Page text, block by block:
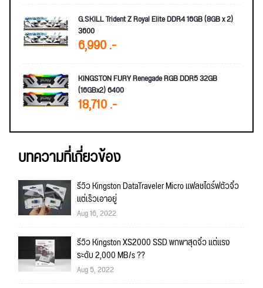
G.SKILL Trident Z Royal Elite DDR4 16GB (8GB x 2)
3600
6,990 .-
KINGSTON FURY Renegade RGB DDR5 32GB
(16GBx2) 6400
18,710 .-
บทความที่เกี่ยวข้อง
รีวิว Kingston DataTraveler Micro แฟลชไดร์ฟตัวจิ๋ว
แต่เร็วเอาอยู่
Aug 16, 2022
รีวิว Kingston XS2000 SSD พกพาสุดจิ๋ว แต่แรง
ระดับ 2,000 MB/s ??
Aug 5, 2022